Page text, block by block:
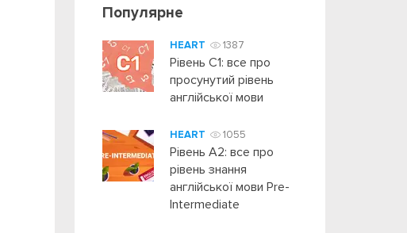
Популярне
HEART 1387
Рівень C1: все про
просунутий рівень
англійської мови
HEART 1055
Рівень А2: все про
рівень знання
англійської мови Pre-
Intermediate